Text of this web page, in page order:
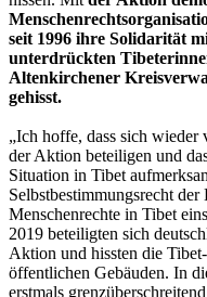
seit 1996 ihre Solidarität
unterdrückten
Altenkirchener
gehisst.
„Ich hoffe, dass sich wieder
der Aktion beteiligen und
Situation in Tibet
Selbstbestimmungsrecht
Menschenrechte in Tibet
2019 beteiligten sich
Aktion und hissten die
öffentlichen Gebäuden. In
erstmals